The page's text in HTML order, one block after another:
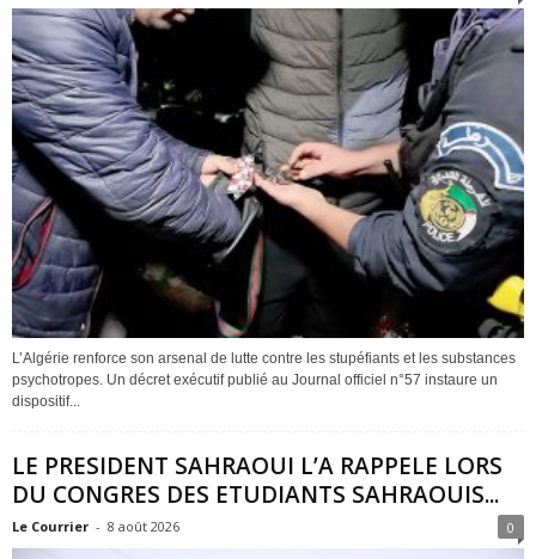
L’Algérie renforce son arsenal de lutte contre les stupéfiants et les substances
psychotropes. Un décret exécutif publié au Journal officiel n°57 instaure un
dispositif...
LE PRESIDENT SAHRAOUI L’A RAPPELE LORS
DU CONGRES DES ETUDIANTS SAHRAOUIS...
Le Courrier - 8 août 2026 0